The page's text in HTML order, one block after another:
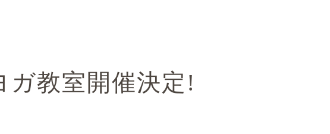
ガ教室開催決定!